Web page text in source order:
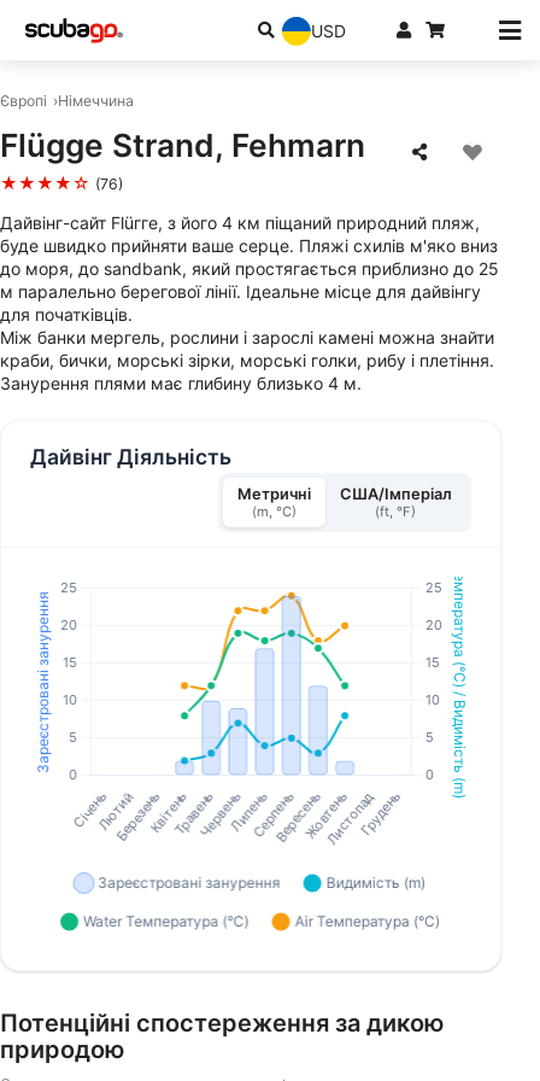
USD
Європі Німеччина
Flügge Strand, Fehmarn
★★★★☆ (76)
Дайвінг-сайт Flüгге, з його 4 км піщаний природний пляж,
буде швидко прийняти ваше серце. Пляжі схилів м'яко вниз
до моря, до sandbank, який простягається приблизно до 25
м паралельно берегової лінії. Ідеальне місце для дайвінгу
для початківців.
Між банки мергель, рослини і зарослі камені можна знайти
краби, бички, морські зірки, морські голки, рибу і плетіння.
Занурення плями має глибину близько 4 м.
Дайвінг Діяльність
Метричні
(m, °C)
США/Імперіал
(ft, °F)
Потенційні спостереження за дикою
природою